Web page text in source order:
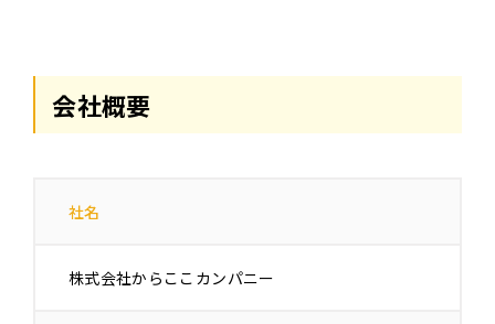
会社概要
社名
株式会社からここカンパニー